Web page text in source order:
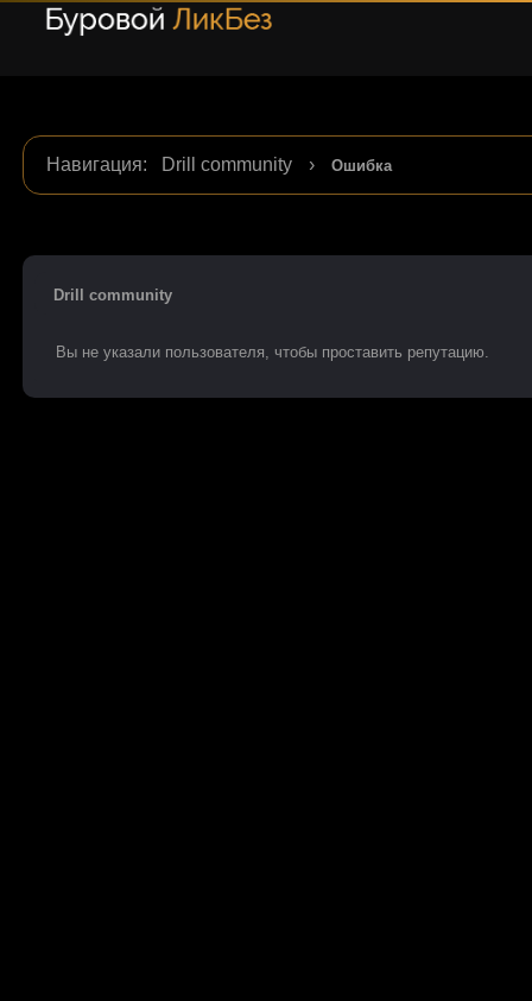
Навигация: Drill community › Ошибка
Drill community
Вы не указали пользователя, чтобы проставить репутацию.